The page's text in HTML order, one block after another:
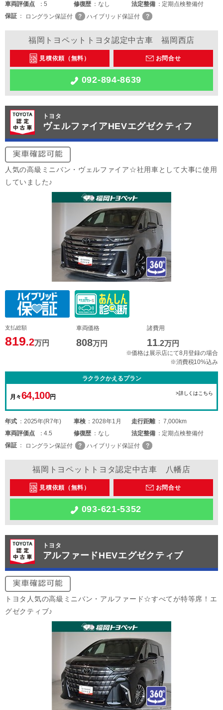
車両評価点 5 修復歴 なし 法定整備
定期点検整備付
保証
ロングラン保証付 ハイブリッド保証付
福岡トヨペットトヨタ認定中古車 福岡西店
見積依頼（無料） お問合せ
092-894-8639
トヨタ
ヴェルファイアHEVエグゼクティフ
人気の高級ミニバン・ヴェルファイア☆社用車として大事に使用
していました♪
支払総額
819.2万円
車両価格
808万円
諸費用
11.2万円
※価格は展示店にて8月登録の場合
※消費税10%込み
ラクラクかえるプラン
月々64,100円
>詳しくはこちら
年式 2025年(R7年) 車検 2028年1月 走行距離
7,000km
車両評価点 4.5 修復歴 なし 法定整備
定期点検整備付
保証
ロングラン保証付 ハイブリッド保証付
福岡トヨペットトヨタ認定中古車 八幡店
見積依頼（無料） お問合せ
093-621-5352
トヨタ
アルファードHEVエグゼクティブ
トヨタ人気の高級ミニバン・アルファード☆すべてが特等席！エ
グゼクティブ♪